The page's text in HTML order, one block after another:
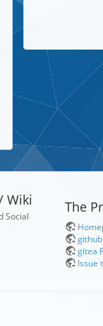
Wiki
Social
The
gitea
Issue